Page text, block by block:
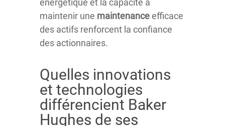
énergétique et la capacité à
maintenir une maintenanceefficace
des actifs renforcent la confiance
des actionnaires.
Quelles innovations
et technologies
différencient Baker
Hughes de ses